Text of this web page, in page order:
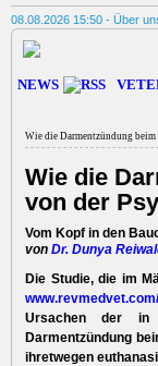
08.08.2026 15:50 - Über
NEWS
Wie die Darmentzündung
Wie die
von der
Vom Kopf in den
von Dr. Dunya
Die Studie, die im
www.revmedvet.com/
Ursachen der in
Darmentzündung
ihretwegen